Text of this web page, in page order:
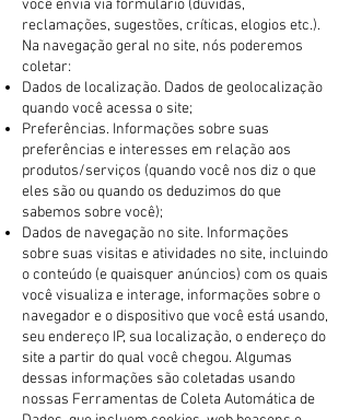
você envia via formulário (dúvidas,
reclamações, sugestões, críticas, elogios etc.).
Na navegação geral no site, nós poderemos
coletar:
Dados de localização. Dados de geolocalização
quando você acessa o site;
Preferências. Informações sobre suas
preferências e interesses em relação aos
produtos/serviços (quando você nos diz o que
eles são ou quando os deduzimos do que
sabemos sobre você);
Dados de navegação no site. Informações
sobre suas visitas e atividades no site, incluindo
o conteúdo (e quaisquer anúncios) com os quais
você visualiza e interage, informações sobre o
navegador e o dispositivo que você está usando,
seu endereço IP, sua localização, o endereço do
site a partir do qual você chegou. Algumas
dessas informações são coletadas usando
nossas Ferramentas de Coleta Automática de